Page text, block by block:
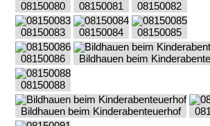
08150080 08150081 08150082
08150083 08150084 08150085
08150086 Bildhauen beim
08150088
Bildhauen beim Kinderabenteuerhof